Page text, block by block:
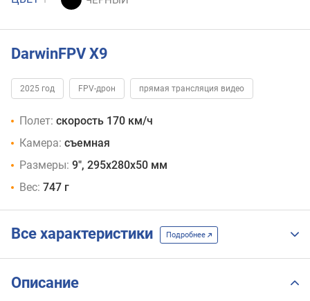
DarwinFPV X9
2025 год FPV-дрон прямая трансляция видео
Полет: скорость 170 км/ч
Камера: съемная
Размеры: 9", 295x280x50 мм
Вес: 747 г
Все характеристики Подробнее
Описание